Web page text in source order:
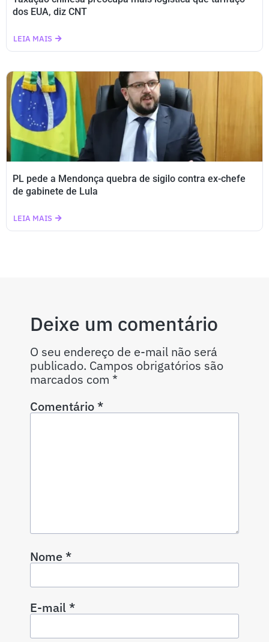
dos EUA, diz CNT
LEIA MAIS
PL pede a Mendonça quebra de sigilo contra ex-chefe
de gabinete de Lula
LEIA MAIS
Deixe um comentário
O seu endereço de e-mail não será
publicado. Campos obrigatórios são
marcados com *
Comentário*
Nome*
E-mail*